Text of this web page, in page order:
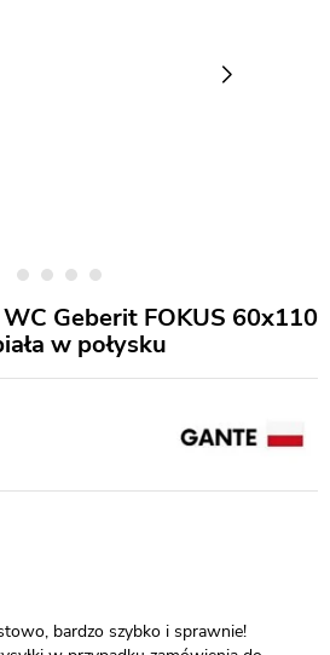
Geberit FOKUS 60x110
w połysku
bardzo szybko i sprawnie!